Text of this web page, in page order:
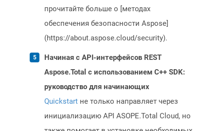
прочитайте больше о [методах
обеспечения безопасности Aspose]
(https://about.aspose.cloud/security).
Начиная с API-интерфейсов REST
Aspose.Total с использованием C++ SDK:
руководство для начинающих
Quickstart не только направляет через
инициализацию API ASOPE.Total Cloud, но